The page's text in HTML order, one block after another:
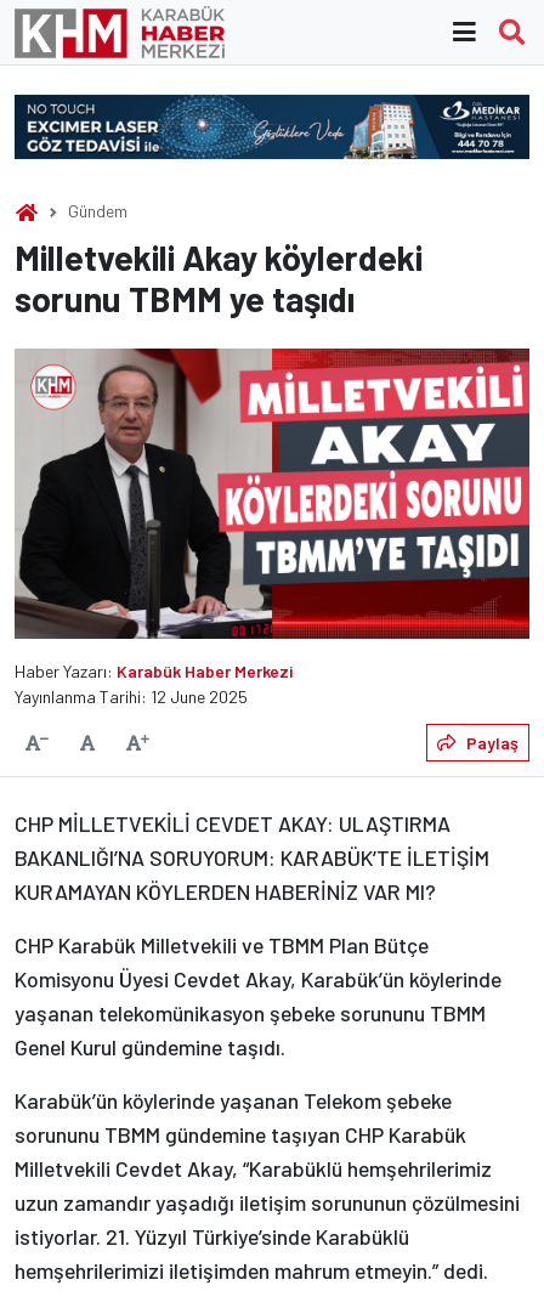
Skip
content
Gündem
Milletvekili Akay köylerdeki
sorunu TBMM ye taşıdı
Haber Yazarı: Karabük Haber Merkezi
Yayınlanma Tarihi: 12 June 2025
Yazıyı KüçültVarsayılanYazıyı Büyüt Paylaş
CHP MİLLETVEKİLİ CEVDET AKAY: ULAŞTIRMA
BAKANLIĞI’NA SORUYORUM: KARABÜK’TE İLETİŞİM
KURAMAYAN KÖYLERDEN HABERİNİZ VAR MI?
CHP Karabük Milletvekili ve TBMM Plan Bütçe
Komisyonu Üyesi Cevdet Akay, Karabük’ün köylerinde
yaşanan telekomünikasyon şebeke sorununu TBMM
Genel Kurul gündemine taşıdı.
Karabük’ün köylerinde yaşanan Telekom şebeke
sorununu TBMM gündemine taşıyan CHP Karabük
Milletvekili Cevdet Akay, “Karabüklü hemşehrilerimiz
uzun zamandır yaşadığı iletişim sorununun çözülmesini
istiyorlar. 21. Yüzyıl Türkiye’sinde Karabüklü
hemşehrilerimizi iletişimden mahrum etmeyin.” dedi.